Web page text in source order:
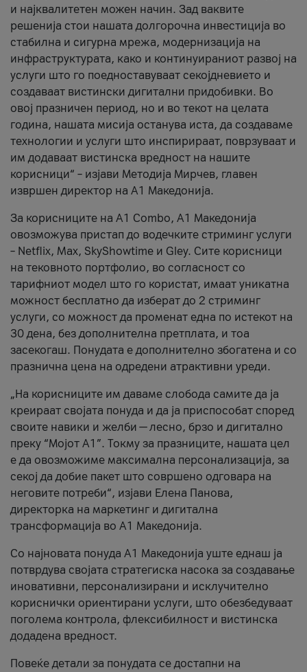
и најквалитетен можен начин. Зад ваквите
решенија стои нашата долгорочна инвестиција во
стабилна и сигурна мрежа, модернизација на
инфраструктурата, како и континуираниот развој на
услуги што го поедноставуваат секојдневието и
создаваат вистински дигитални придобивки. Во
овој празничен период, но и во текот на целата
година, нашата мисија останува иста, да создаваме
технологии и услуги што инспирираат, поврзуваат и
им додаваат вистинска вредност на нашите
корисници“ – изјави Методија Мирчев, главен
извршен директор на А1 Македонија.
За корисниците на A1 Combo, А1 Македонија
овозможува пристап до водечките стриминг услуги
– Netflix, Max, SkyShowtime и Gley. Сите корисници
на тековното портфолио, во согласност со
тарифниот модел што го користат, имаат уникатна
можност бесплатно да изберат до 2 стриминг
услуги, со можност да променат една по истекот на
30 дена, без дополнителна претплата, и тоа
засекогаш. Понудата е дополнително збогатена и со
празнична цена на одредени атрактивни уреди.
„На корисниците им даваме слобода самите да ја
креираат својата понуда и да ја приспособат според
своите навики и желби — лесно, брзо и дигитално
преку “Мојот А1”. Токму за празниците, нашата цел
е да овозможиме максимална персонализација, за
секој да добие пакет што совршено одговара на
неговите потреби“, изјави Елена Панова,
директорка на маркетинг и дигитална
трансформација во А1 Македонија.
Со најновата понуда А1 Македонија уште еднаш ја
потврдува својата стратегиска насока за создавање
иновативни, персонализирани и исклучително
кориснички ориентирани услуги, што обезбедуваат
поголема контрола, флексибилност и вистинска
додадена вредност.
Повеќе детали за понудата се достапни на